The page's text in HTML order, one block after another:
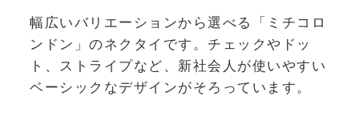
幅広いバリエーションから選べる「ミチコロ
ンドン」のネクタイです。チェックやドッ
ト、ストライプなど、新社会人が使いやすい
ベーシックなデザインがそろっています。